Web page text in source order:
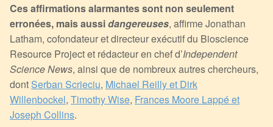
Ces affirmations alarmantes sont non seulement
erronées, mais aussidangereuses, affirme Jonathan
Latham, cofondateur et directeur exécutif du Bioscience
Resource Project et rédacteur en chef d’Independent
Science News, ainsi que de nombreux autres chercheurs,
dont Serban Scrieciu, Michael Reilly et Dirk
Willenbockel, Timothy Wise, Frances Moore Lappé et
Joseph Collins.